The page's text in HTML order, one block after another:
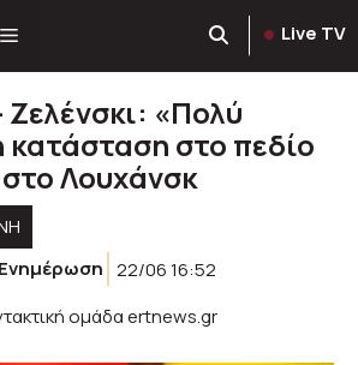
Live TV
«Πολύ
κατάσταση στο πεδίο
Λουχάνσκ
Ενημέρωση 22/06 16:52
ομάδα ertnews.gr